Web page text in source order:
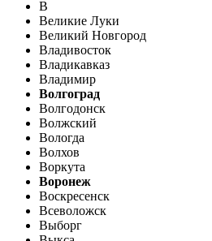
В
Великие Луки
Великий Новгород
Владивосток
Владикавказ
Владимир
Волгоград
Волгодонск
Волжский
Вологда
Волхов
Воркута
Воронеж
Воскресенск
Всеволожск
Выборг